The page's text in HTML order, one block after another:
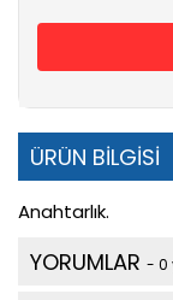
ÜRÜN BİLGİSİ
Anahtarlık.
YORUMLAR - 0